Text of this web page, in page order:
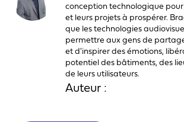
conception technologique
et leurs projets à prospérer.
que les technologies
permettre aux gens de
et d'inspirer des émotions,
potentiel des bâtiments, des
de leurs utilisateurs.
Auteur :